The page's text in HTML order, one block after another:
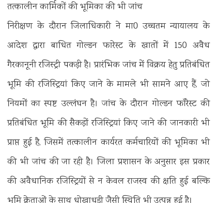
तत्कालीन कार्मिकों की भूमिका की भी जांच
निरीक्षण के दौरान जिलाधिकारी ने मा0 उच्चतम न्यायालय के
आदेश द्वारा बाधित गोल्डन फारेस्ट के खातों में 150 अवैध
गैरकानूनी रजिस्ट्री पकड़ी है। प्रारंभिक जांच में विक्रय हेतु प्रतिबंधित
भूमि की रजिस्ट्रियां किए जाने के मामले भी सामने आए हैं, जो
नियमों का स्पष्ट उल्लंघन है। जांच के दौरान गोल्डन फॉरेस्ट की
प्रतिबंधित भूमि की सैकड़ों रजिस्ट्रियां किए जाने की जानकारी भी
प्राप्त हुई है, जिसमें तत्कालीन कार्यरत कर्मचारियों की भूमिका भी
की भी जांच की जा रही है। जिला प्रशासन के अनुसार इस प्रकार
की अवैधानिक रजिस्ट्रियों से न केवल राजस्व की क्षति हुई बल्कि